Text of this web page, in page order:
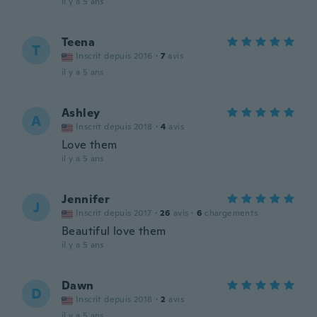
T Teena
Inscrit depuis 2016 · 7 avis
il y a 5 ans
A Ashley
Inscrit depuis 2018 · 4 avis
Love them
il y a 5 ans
J Jennifer
Inscrit depuis 2017 · 26 avis · 6 chargements
Beautiful love them
il y a 5 ans
D Dawn
Inscrit depuis 2018 · 2 avis